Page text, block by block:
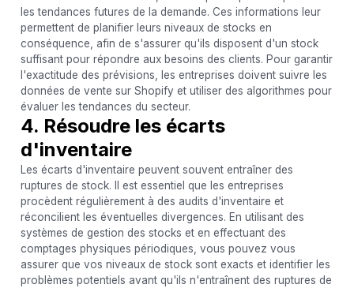
les tendances futures de la demande. Ces informations leur
permettent de planifier leurs niveaux de stocks en
conséquence, afin de s'assurer qu'ils disposent d'un stock
suffisant pour répondre aux besoins des clients. Pour garantir
l'exactitude des prévisions, les entreprises doivent suivre les
données de vente sur Shopify et utiliser des algorithmes pour
évaluer les tendances du secteur.
4. Résoudre les écarts
d'inventaire
Les écarts d'inventaire peuvent souvent entraîner des
ruptures de stock. Il est essentiel que les entreprises
procèdent régulièrement à des audits d'inventaire et
réconcilient les éventuelles divergences. En utilisant des
systèmes de gestion des stocks et en effectuant des
comptages physiques périodiques, vous pouvez vous
assurer que vos niveaux de stock sont exacts et identifier les
problèmes potentiels avant qu'ils n'entraînent des ruptures de